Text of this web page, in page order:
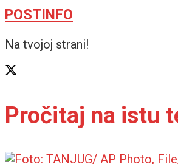
POSTINFO
Na tvojoj strani!
Pročitaj na istu